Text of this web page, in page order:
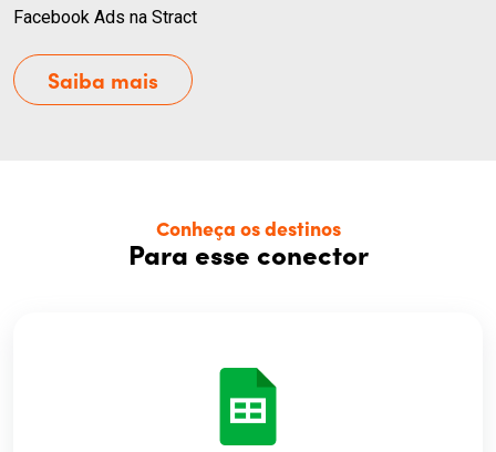
Facebook Ads na Stract
Saiba mais
Conheça os destinos
Para esse conector